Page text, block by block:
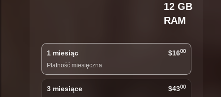
12 GB
RAM
1 miesiąc $1600
Płatność miesięczna
3 miesiące $4300